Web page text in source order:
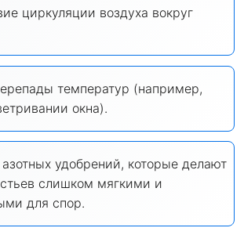
циркуляции воздуха вокруг
температур (например,
окна).
удобрений, которые делают
слишком мягкими и
для спор.